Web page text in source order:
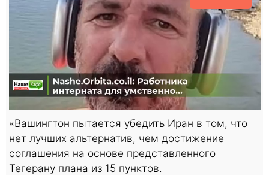
«Вашингтон пытается убедить Иран в том, что
нет лучших альтернатив, чем достижение
соглашения на основе представленного
Тегерану плана из 15 пунктов.